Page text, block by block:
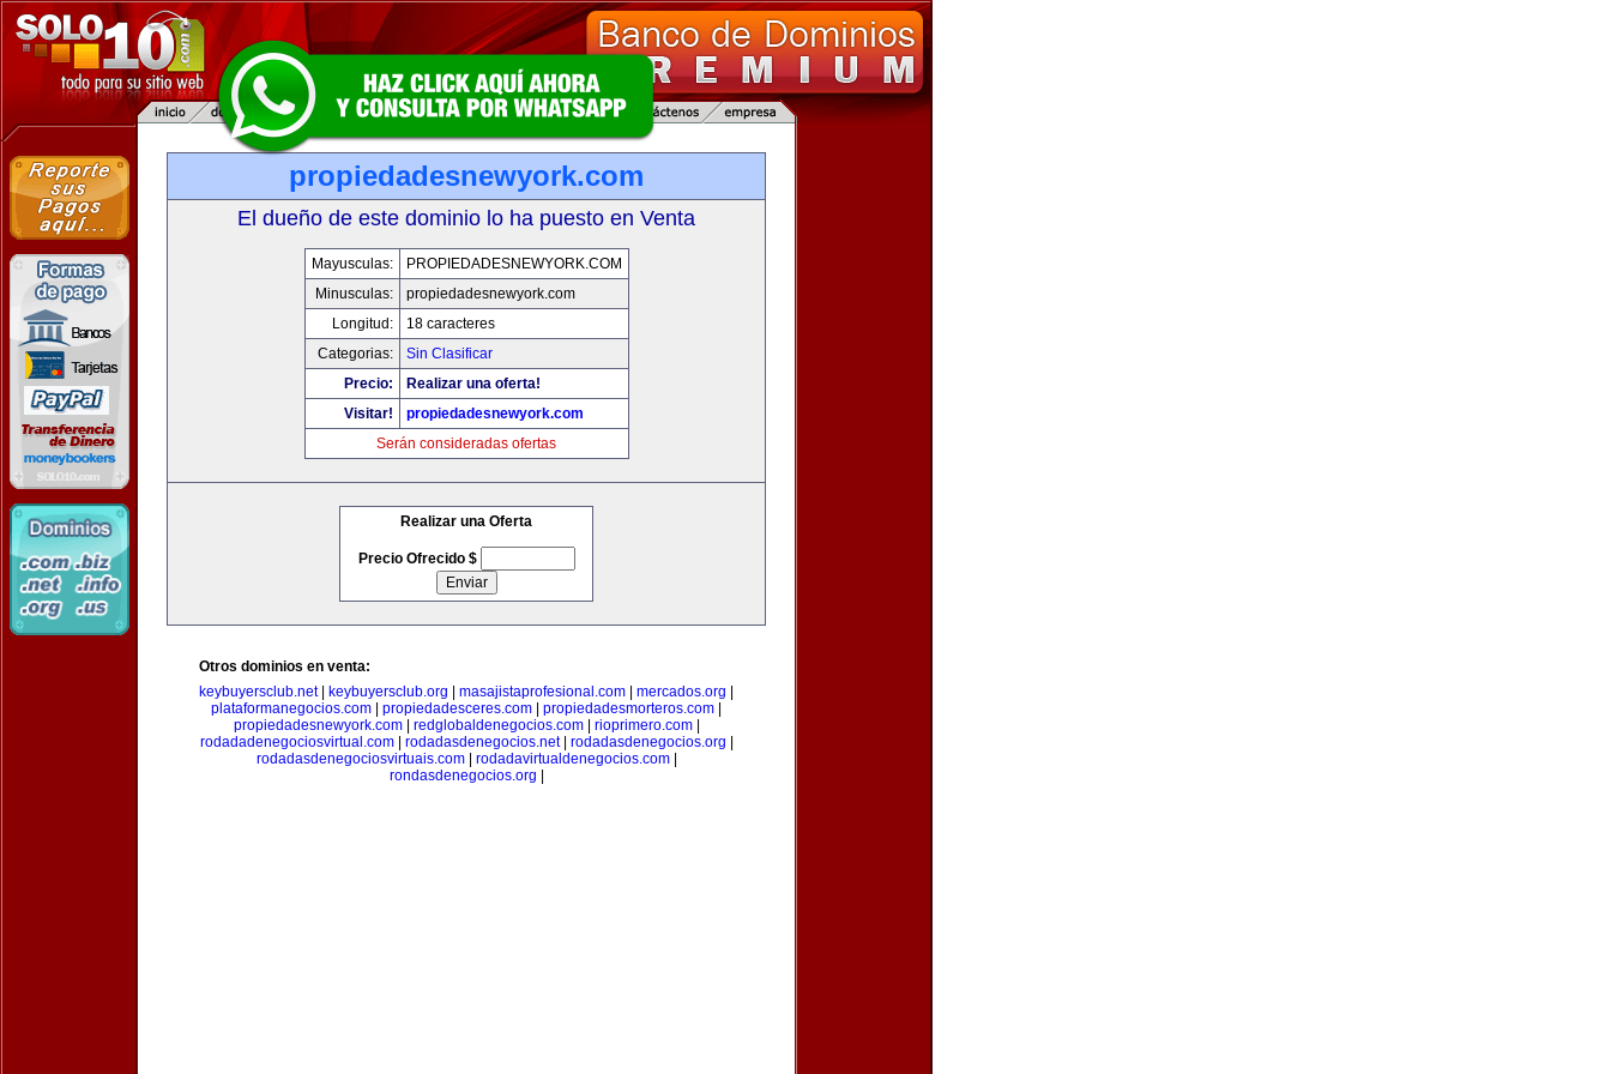
propiedadesnewyork.com
El dueño de este dominio lo ha puesto en Venta
Mayusculas:
PROPIEDADESNEWYORK.COM
Minusculas:
propiedadesnewyork.com
Longitud:
18 caracteres
Categorias:
Sin Clasificar
Precio:
Realizar una oferta!
Visitar!
propiedadesnewyork.com
Serán consideradas ofertas
Realizar una Oferta
Precio Ofrecido $
Otros dominios en venta:
keybuyersclub.net| keybuyersclub.org masajistaprofesional.com mercados.org
plataformanegocios.com
propiedadesceres.com propiedadesmorteros.com
propiedadesnewyork.com| redglobaldenegocios.com| rioprimero.com|
rodadadenegociosvirtual.com| rodadasdenegocios.net| rodadasdenegocios.org
rodadasdenegociosvirtuais.com| rodadavirtualdenegocios.com|
rondasdenegocios.org